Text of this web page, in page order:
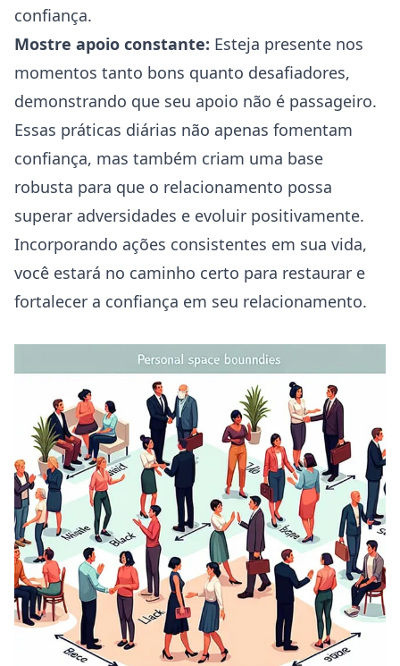
confiança.
Mostre apoio constante: Esteja presente nos
momentos tanto bons quanto desafiadores,
demonstrando que seu apoio não é passageiro.
Essas práticas diárias não apenas fomentam
confiança, mas também criam uma base
robusta para que o relacionamento possa
superar adversidades e evoluir positivamente.
Incorporando ações consistentes em sua vida,
você estará no caminho certo para restaurar e
fortalecer a confiança em seu relacionamento.